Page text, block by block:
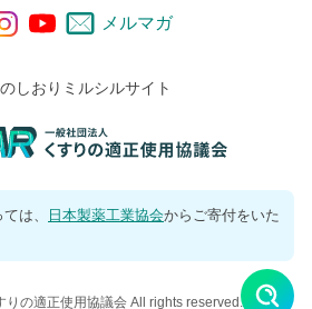
メルマガ
しおりミルシルサイト
は、 日本製薬工業協会からご寄付をいた
りの適正使用協議会 All rights reserved.